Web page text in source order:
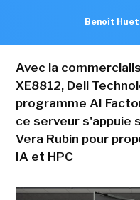
Benoît Huet
Avec la
XE8812, Dell
programme AI
ce serveur s'appuie
Vera Rubin pour
IA et HPC